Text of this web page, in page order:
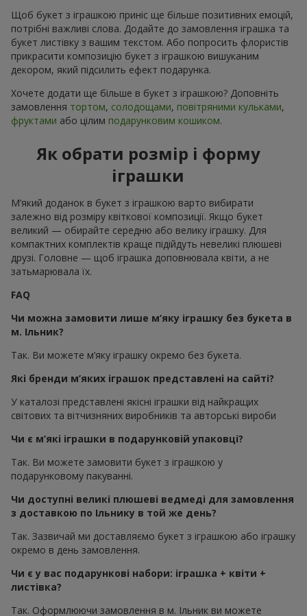
Щоб букет з іграшкою приніс ще більше позитивних емоцій,
потрібні важливі слова. Додайте до замовлення іграшка та
букет листівку з вашим текстом. Або попросить флористів
прикрасити композицію букет з іграшкою вишуканим
декором, який підсилить ефект подарунка.
Хочете додати ще більше в букет з іграшкою? Доповніть
замовлення тортом, солодощами, повітряними кульками,
фруктами або цілим подарунковим кошиком.
Як обрати розмір і форму
іграшки
М’який доданок в букет з іграшкою варто вибирати
залежно від розміру квіткової композиції. Якщо букет
великий — обирайте середню або велику іграшку. Для
компактних комплектів краще підійдуть невеликі плюшеві
друзі. Головне — щоб іграшка доповнювала квіти, а не
затьмарювала їх.
FAQ
Чи можна замовити лише м’яку іграшку без букета в
м. Ільник?
Так. Ви можете м’яку іграшку окремо без букета.
Які бренди м’яких іграшок представлені на сайті?
У каталозі представлені якісні іграшки від найкращих
світових та вітчизняних виробників та авторські вироби
Чи є м’які іграшки в подарунковій упаковці?
Так. Ви можете замовити букет з іграшкою у
подарунковому пакуванні.
Чи доступні великі плюшеві ведмеді для замовлення
з доставкою по Ільнику в той же день?
Так. Зазвичай ми доставляємо букет з іграшкою або іграшку
окремо в день замовлення.
Чи є у вас подарункові набори: іграшка + квіти +
листівка?
Так. Оформлюючи замовлення в м. Ільник ви можете